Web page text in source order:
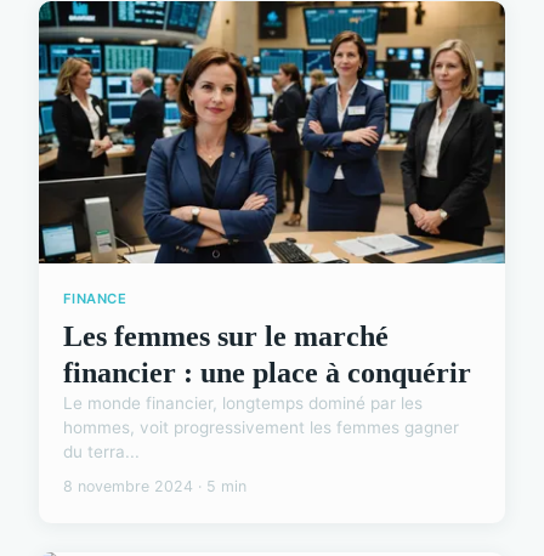
FINANCE
Les femmes sur le marché
financier : une place à conquérir
Le monde financier, longtemps dominé par les
hommes, voit progressivement les femmes gagner
du terra...
8 novembre 2024 · 5 min